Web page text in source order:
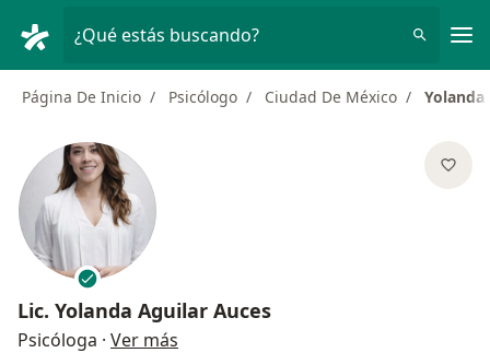
¿Qué estás buscando?
Página De Inicio Psicólogo Ciudad De México
Lic. Yolanda Aguilar Auces
Psicóloga · Ver más